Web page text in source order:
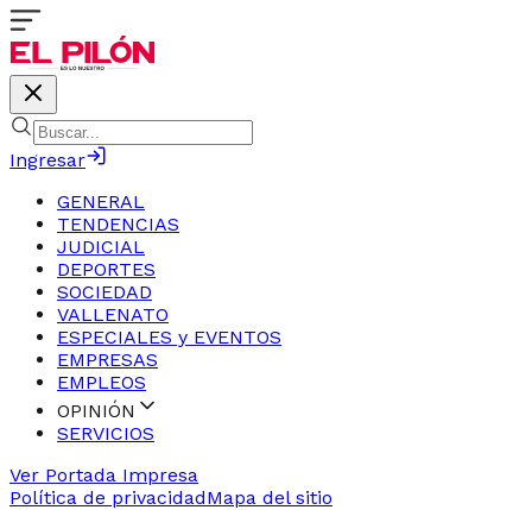
Ingresar
GENERAL
TENDENCIAS
JUDICIAL
DEPORTES
SOCIEDAD
VALLENATO
ESPECIALES y EVENTOS
EMPRESAS
EMPLEOS
OPINIÓN
SERVICIOS
Ver Portada Impresa
Política de privacidadMapa del sitio